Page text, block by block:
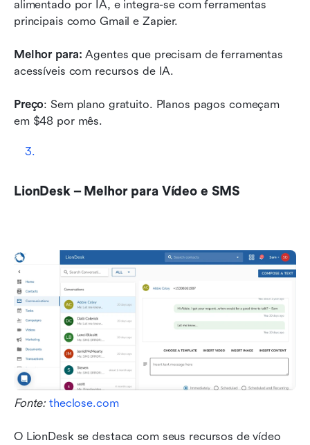
alimentado por IA, e integra-se com ferramentas
principais como Gmail e Zapier.
Melhor para: Agentes que precisam de ferramentas
acessíveis com recursos de IA.
Preço: Sem plano gratuito. Planos pagos começam
em $48 por mês.
LionDesk – Melhor para Vídeo e SMS
Fonte: theclose.com
O LionDesk se destaca com seus recursos de vídeo